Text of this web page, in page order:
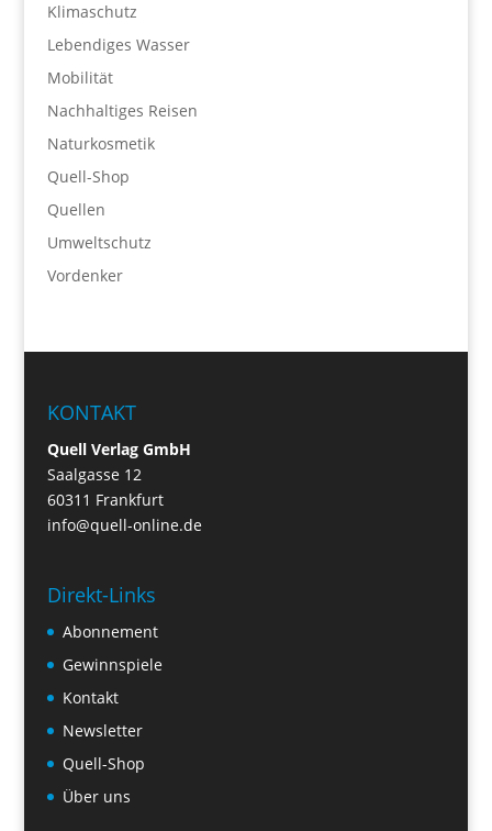
Klimaschutz
Lebendiges Wasser
Mobilität
Nachhaltiges Reisen
Naturkosmetik
Quell-Shop
Quellen
Umweltschutz
Vordenker
KONTAKT
Quell Verlag GmbH
Saalgasse 12
60311 Frankfurt
info@quell-online.de
Direkt-Links
Abonnement
Gewinnspiele
Kontakt
Newsletter
Quell-Shop
Über uns